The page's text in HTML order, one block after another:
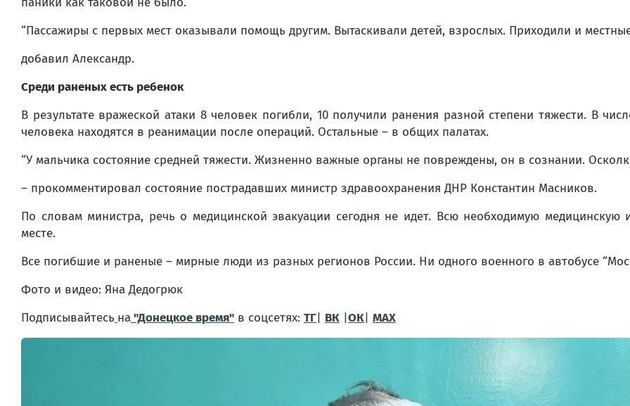
“Пассажиры с первых мест оказывали помощь другим. Вытаскивали детей, взрослых. Приходили и
добавил Александр.
Среди раненых есть ребенок
В результате вражеской атаки 8 человек погибли, 10 получили ранения разной степени тяжести. В
человека находятся в реанимации после операций. Остальные – в общих палатах.
“У мальчика состояние средней тяжести. Жизненно важные органы не повреждены, он в сознании.
– прокомментировал состояние пострадавших министр здравоохранения ДНР Константин Масников.
По словам министра, речь о медицинской эвакуации сегодня не идет. Всю необходимую
месте.
Все погибшие и раненые – мирные люди из разных регионов России. Ни одного военного в автобусе
Фото и видео: Яна Дедогрюк
Подписывайтесь на"Донецкое время" в соцсетях: ТГ ВК ОК МАХ